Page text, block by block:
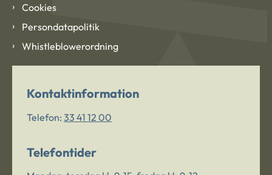
Cookies
Persondatapolitik
Whistleblowerordning
Kontaktinformation
Telefon: 33 41 12 00
Telefontider